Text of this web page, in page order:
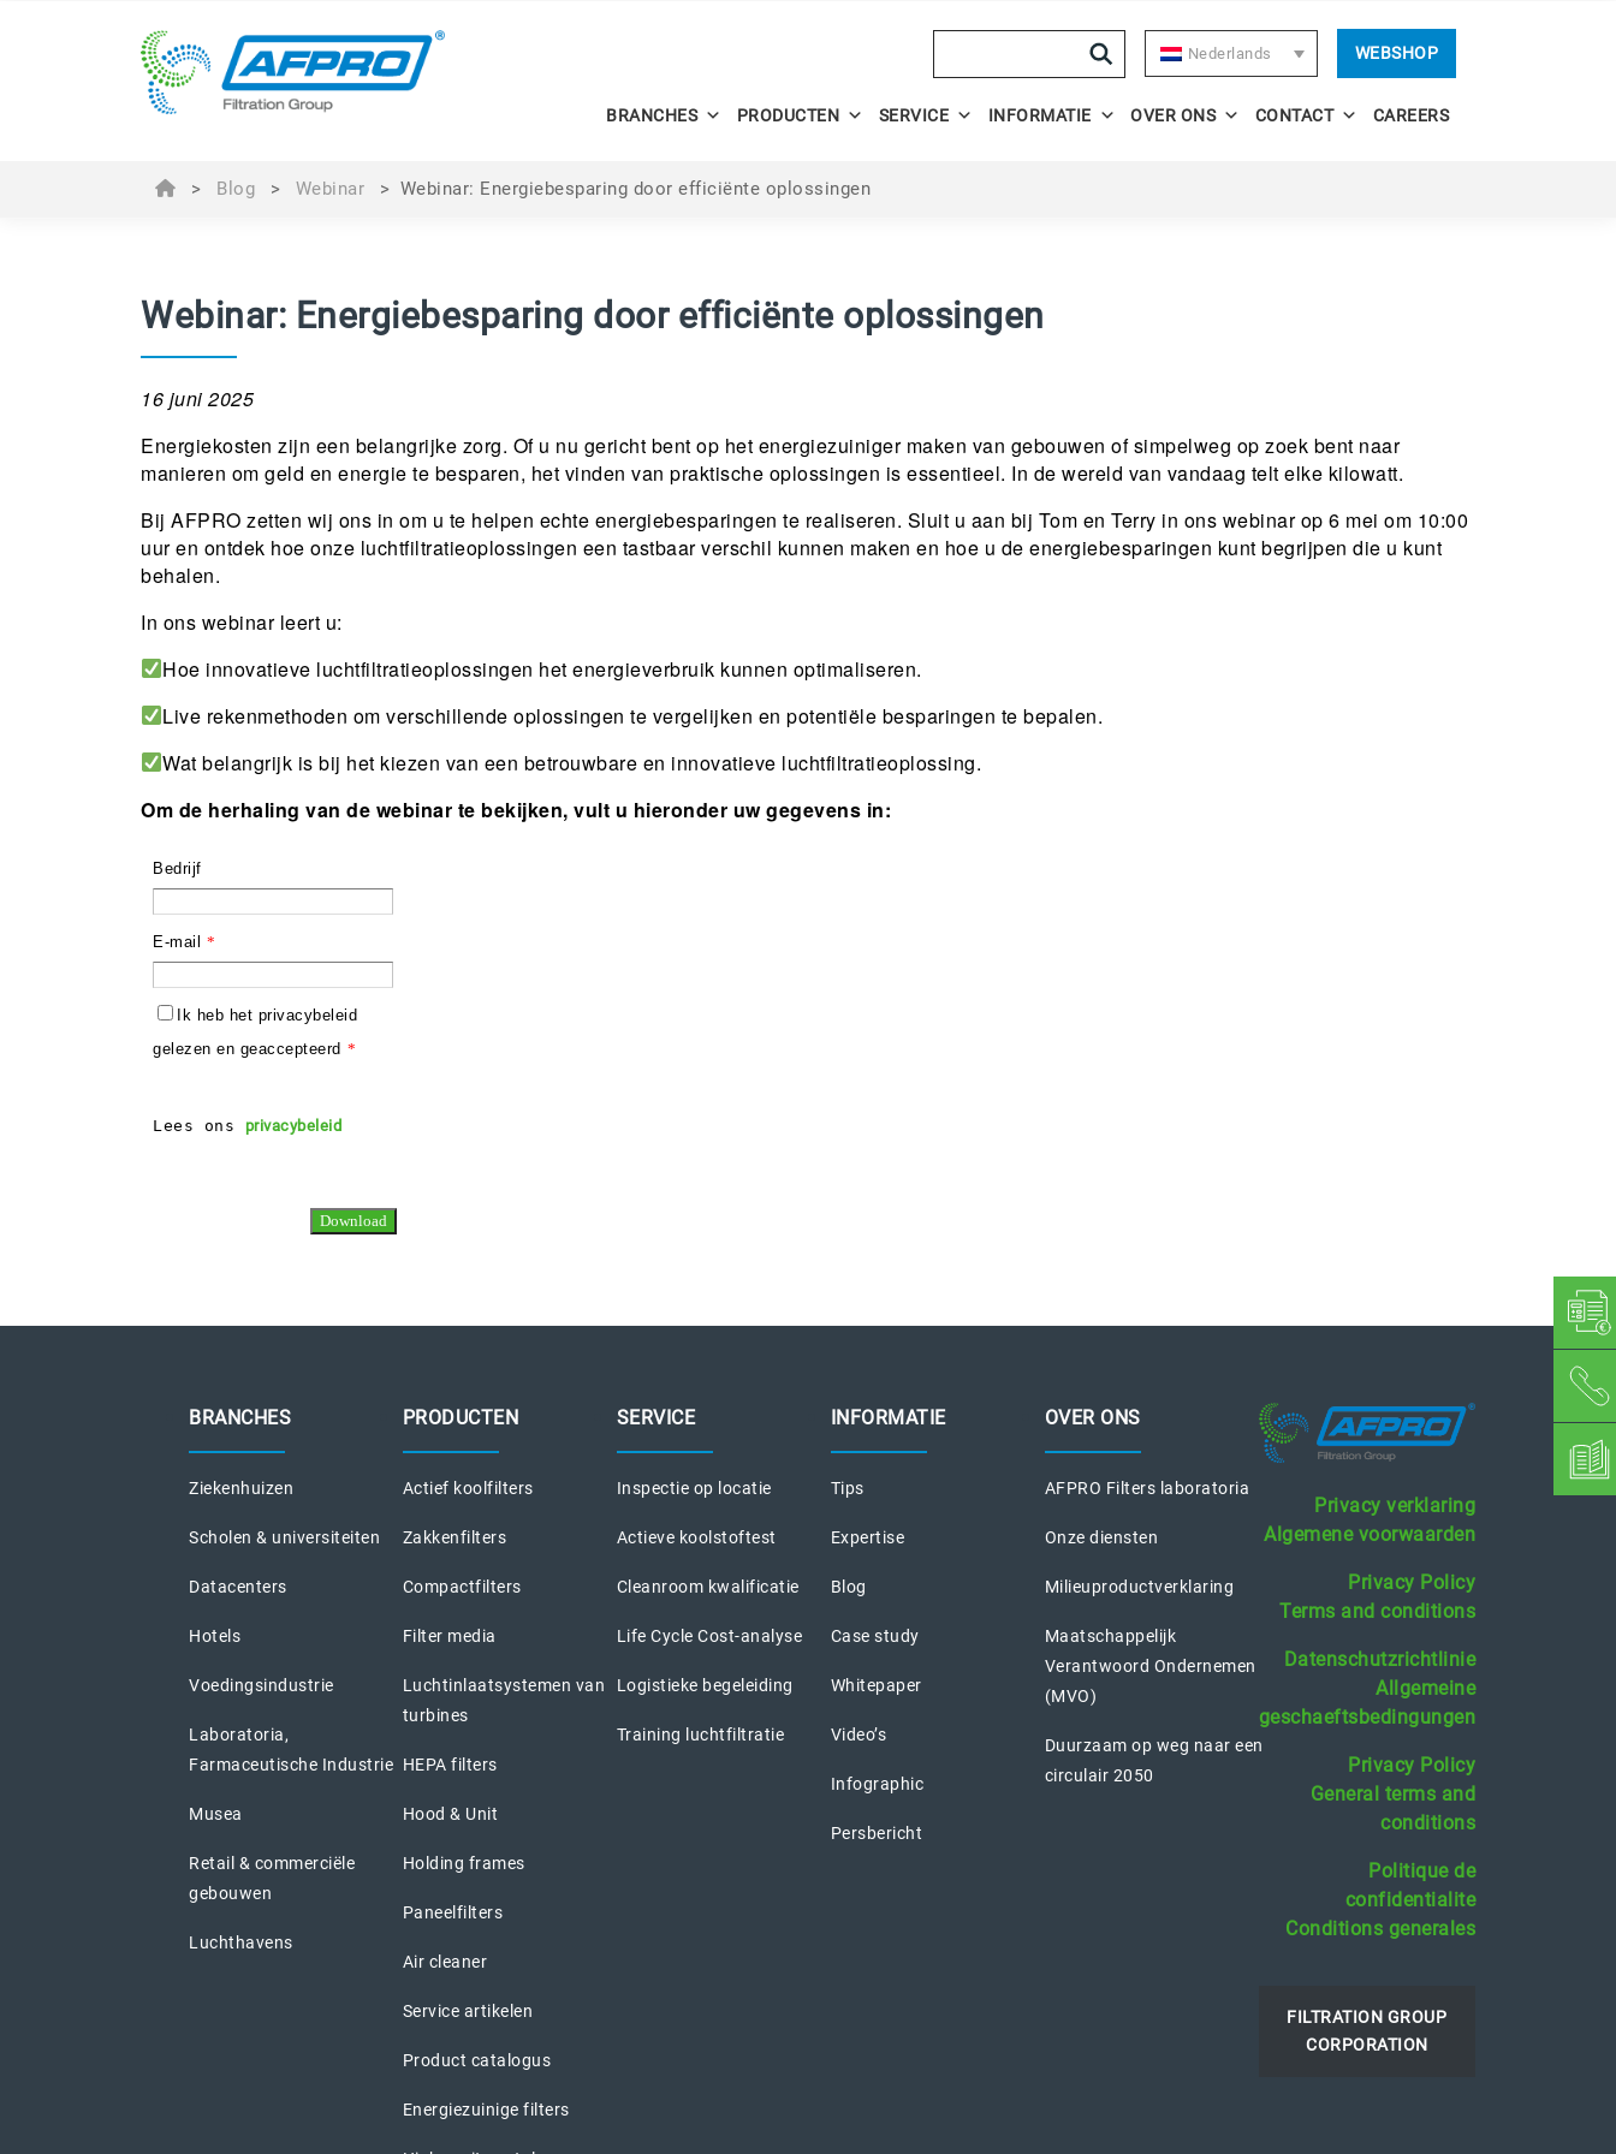
Nederlands WEBSHOP
BRANCHES PRODUCTEN SERVICE INFORMATIE OVER ONS CONTACT CAREERS
> Blog > Webinar > Webinar: Energiebesparing door efficiënte oplossingen
Webinar: Energiebesparing door efficiënte oplossingen
16 juni 2025
Energiekosten zijn een belangrijke zorg. Of u nu gericht bent op het energiezuiniger maken van gebouwen of simpelweg op zoek bent naar
manieren om geld en energie te besparen, het vinden van praktische oplossingen is essentieel. In de wereld van vandaag telt elke kilowatt.
Bij AFPRO zetten wij ons in om u te helpen echte energiebesparingen te realiseren. Sluit u aan bij Tom en Terry in ons webinar op 6 mei om 10:00
uur en ontdek hoe onze luchtfiltratieoplossingen een tastbaar verschil kunnen maken en hoe u de energiebesparingen kunt begrijpen die u kunt
behalen.
In ons webinar leert u:
Hoe innovatieve luchtfiltratieoplossingen het energieverbruik kunnen optimaliseren.
Live rekenmethoden om verschillende oplossingen te vergelijken en potentiële besparingen te bepalen.
Wat belangrijk is bij het kiezen van een betrouwbare en innovatieve luchtfiltratieoplossing.
Om de herhaling van de webinar te bekijken, vult u hieronder uw gegevens in:
Bedrijf
E-mail *
Ik heb het privacybeleid
gelezen en geaccepteerd *
Lees ons privacybeleid
BRANCHES
Ziekenhuizen
Scholen & universiteiten
Datacenters
Hotels
Voedingsindustrie
Laboratoria,
Farmaceutische Industrie
Musea
Retail & commerciële
gebouwen
Luchthavens
PRODUCTEN
Actief koolfilters
Zakkenfilters
Compactfilters
Filter media
Luchtinlaatsystemen van
turbines
HEPA filters
Hood & Unit
Holding frames
Paneelfilters
Air cleaner
Service artikelen
Product catalogus
Energiezuinige filters
SERVICE
Inspectie op locatie
Actieve koolstoftest
Cleanroom kwalificatie
Life Cycle Cost-analyse
Logistieke begeleiding
Training luchtfiltratie
INFORMATIE
Tips
Expertise
Blog
Case study
Whitepaper
Video’s
Infographic
Persbericht
OVER ONS
AFPRO Filters laboratoria
Onze diensten
Milieuproductverklaring
Maatschappelijk
Verantwoord Ondernemen
(MVO)
Duurzaam op weg naar een
circulair 2050
Privacy verklaring
Algemene voorwaarden
Privacy Policy
Terms and conditions
Datenschutzrichtlinie
Allgemeine
geschaeftsbedingungen
Privacy Policy
General terms and
conditions
Politique de
confidentialite
Conditions generales
FILTRATION GROUP
CORPORATION